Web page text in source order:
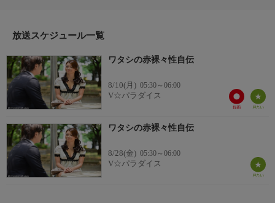
放送スケジュール一覧
ワタシの赤裸々性自伝
8/10(月) 05:30～06:00
V☆パラダイス
ワタシの赤裸々性自伝
8/28(金) 05:30～06:00
V☆パラダイス